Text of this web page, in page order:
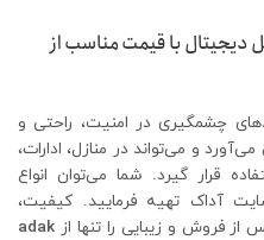
دیجیتال با قیمت مناسب از
چشمگیری در امنیت، راحتی و
و می‌تواند در منازل، ادارات،
قرار گیرد. شما می‌توان انواع
آداک تهیه فرمایید. کیفیت،
فروش و زیبایی را تنها از adak